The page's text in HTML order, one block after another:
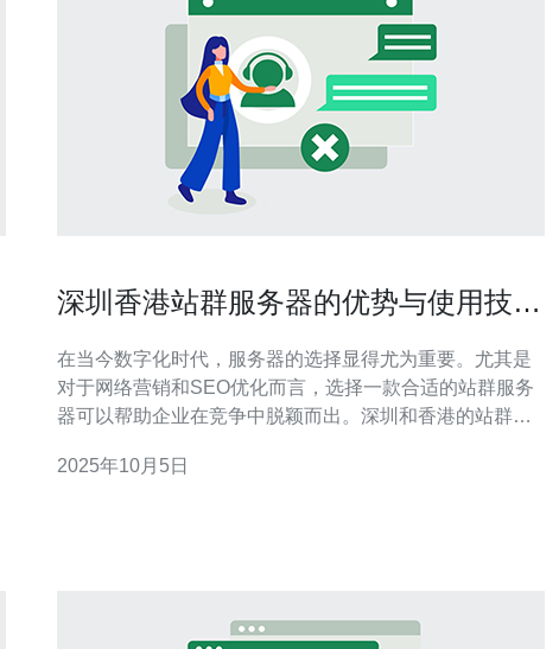
深圳香港站群服务器的优势与使用技巧
在当今数字化时代，服务器的选择显得尤为重要。尤其是
对于网络营销和SEO优化而言，选择一款合适的站群服务
器可以帮助企业在竞争中脱颖而出。深圳和香港的站群服
首选。在这篇文章中，我们将详细解析深圳香港站群服务
2025年10月5日